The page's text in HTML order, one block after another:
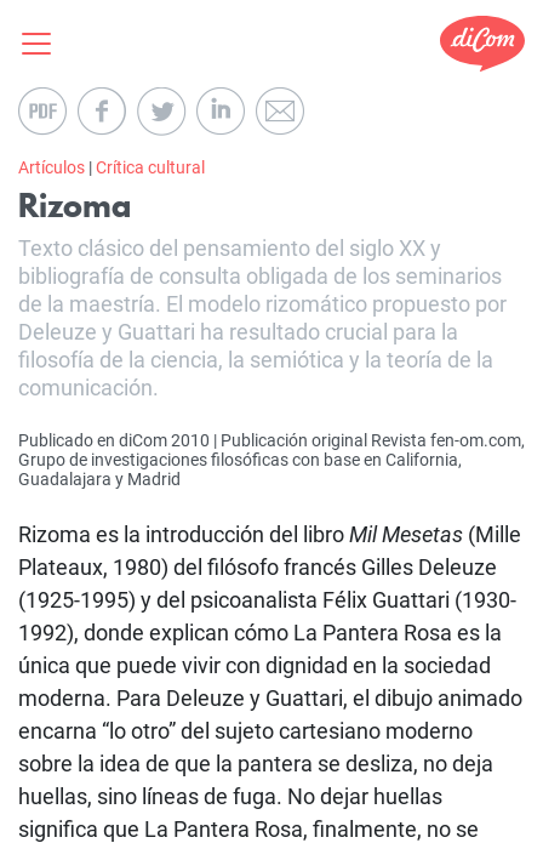
Artículos |Crítica cultural
Rizoma
Texto clásico del pensamiento del siglo XX y
bibliografía de consulta obligada de los seminarios
de la maestría. El modelo rizomático propuesto por
Deleuze y Guattari ha resultado crucial para la
filosofía de la ciencia, la semiótica y la teoría de la
comunicación.
Publicado en diCom 2010 | Publicación original Revista fen-om.com,
Grupo de investigaciones filosóficas con base en California,
Guadalajara y Madrid
Rizoma es la introducción del libroMil Mesetas (Mille
Plateaux, 1980) del filósofo francés Gilles Deleuze
(1925-1995) y del psicoanalista Félix Guattari (1930-
1992), donde explican cómo La Pantera Rosa es la
única que puede vivir con dignidad en la sociedad
moderna. Para Deleuze y Guattari, el dibujo animado
encarna “lo otro” del sujeto cartesiano moderno
sobre la idea de que la pantera se desliza, no deja
huellas, sino líneas de fuga. No dejar huellas
significa que La Pantera Rosa, finalmente, no se